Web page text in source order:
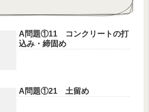
A問題①11 コンクリートの打
込み・締固め
A問題①21 土留め